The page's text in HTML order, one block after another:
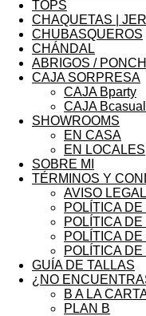
TOPS
CHAQUETAS |
CHUBASQUEROS
CHÁNDAL
ABRIGOS /
CAJA SORPRESA
CAJA Bparty
CAJA Bcasual
SHOWROOMS
EN CASA
EN LOCALES
SOBRE MI
TÉRMINOS Y
AVISO LEGAL
POLÍTICA
POLÍTICA
POLÍTICA
POLÍTICA
GUÍA DE TALLAS
¿NO
B A LA
PLAN B